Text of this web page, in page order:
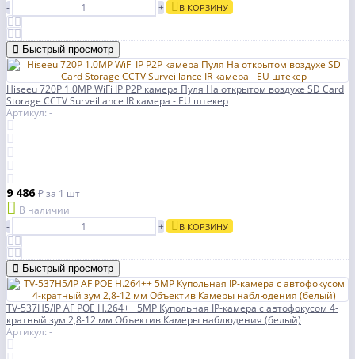
-
+ В КОРЗИНУ
Быстрый просмотр
Hiseeu 720P 1.0MP WiFi IP P2P камера Пуля На открытом воздухе SD Card
Storage CCTV Surveillance IR камера - EU штекер
Артикул: -
9 486₽за 1 шт
В наличии
-
+ В КОРЗИНУ
Быстрый просмотр
TV-537H5/IP AF POE H.264++ 5MP Купольная IP-камера с автофокусом 4-
кратный зум 2,8-12 мм Объектив Камеры наблюдения (белый)
Артикул: -